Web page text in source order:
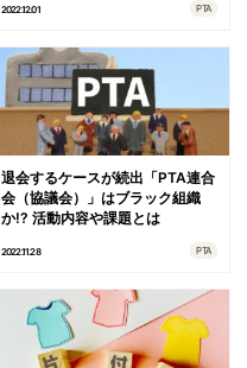
2022.12.01 PTA
退会するケースが続出「PTA連合
会（協議会）」はブラック組織
か!? 活動内容や課題とは
2022.11.28 PTA